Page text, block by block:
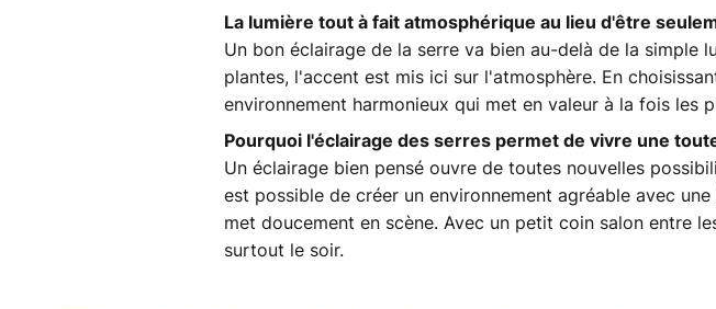
La lumière tout à fait atmosphérique au lieu d'être
Un bon éclairage de la serre va bien au-delà de la simple
plantes, l'accent est mis ici sur l'atmosphère. En
environnement harmonieux qui met en valeur à la fois les
Pourquoi l'éclairage des serres permet de vivre une
Un éclairage bien pensé ouvre de toutes nouvelles
est possible de créer un environnement agréable avec
met doucement en scène. Avec un petit coin salon entre
surtout le soir.